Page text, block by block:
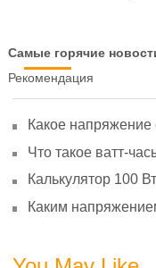
Самые горячие
Рекомендация
Какое напряжение
старение
Что такое ватт-
Калькулятор 100
Каким